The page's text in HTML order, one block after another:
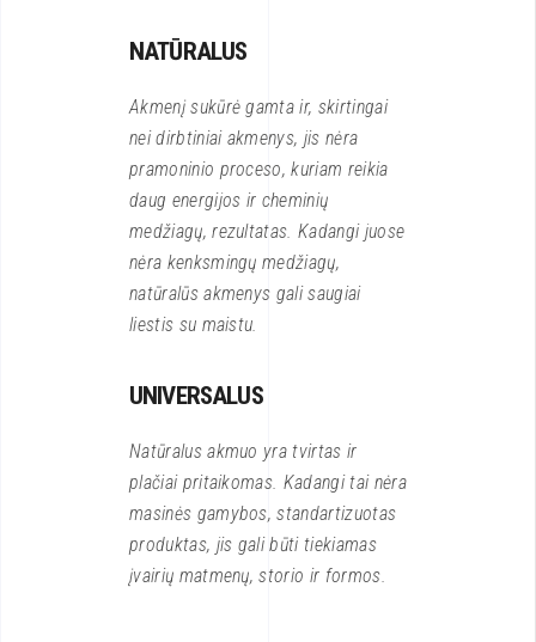
NATŪRALUS
Akmenį sukūrė gamta ir, skirtingai
nei dirbtiniai akmenys, jis nėra
pramoninio proceso, kuriam reikia
daug energijos ir cheminių
medžiagų, rezultatas. Kadangi juose
nėra kenksmingų medžiagų,
natūralūs akmenys gali saugiai
liestis su maistu.
UNIVERSALUS
Natūralus akmuo yra tvirtas ir
plačiai pritaikomas. Kadangi tai nėra
masinės gamybos, standartizuotas
produktas, jis gali būti tiekiamas
įvairių matmenų, storio ir formos.